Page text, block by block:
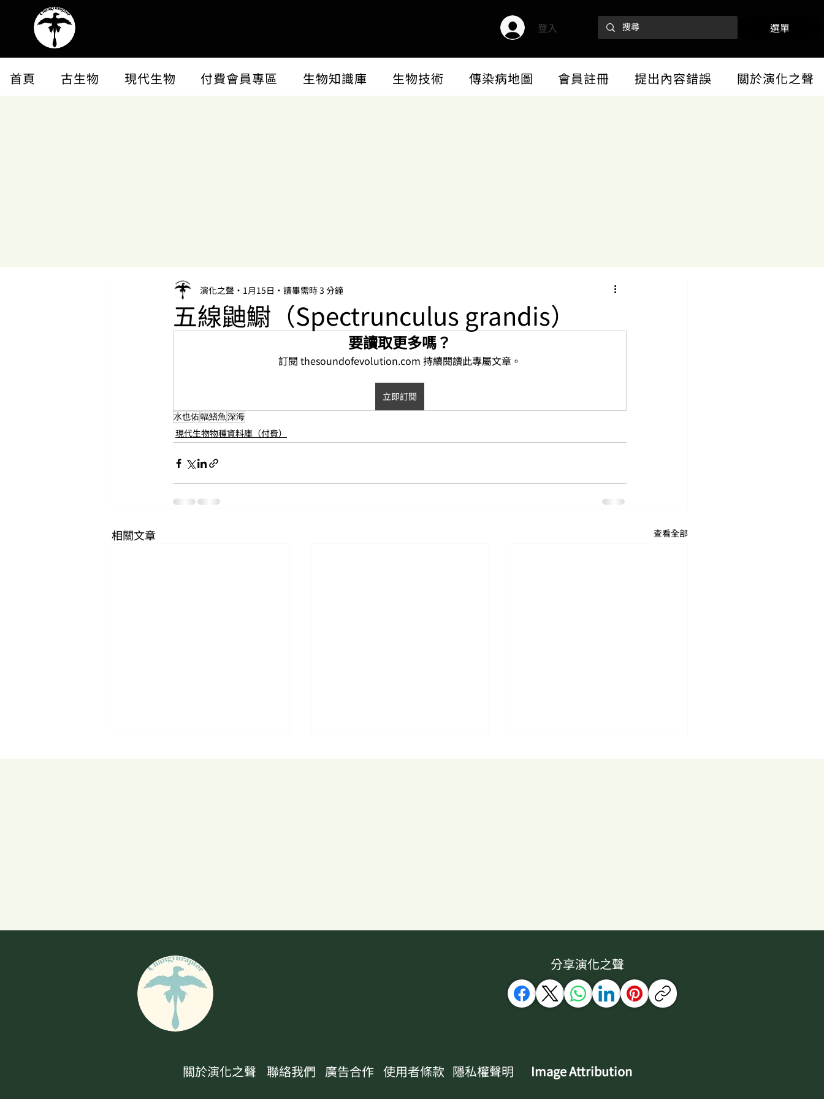
登入 選單
首頁 古生物 現代生物 付費會員專區 生物知識庫 生物技術 傳染病地圖 會員註冊 提出內容錯誤 關於演化之聲
五線鼬䲁（Spectrunculus grandis）
演化之聲 1月15日 讀畢需時 3 分鐘
要讀取更多嗎？
訂閱 thesoundofevolution.com 持續閱讀此專屬文章。
立即訂閱
水也佑輻鰭魚深海
現代生物物種資料庫（付費）
相關文章 查看全部
分享演化之聲
關於演化之聲 聯絡我們 廣告合作 使用者條款 隱私權聲明 Image Attribution